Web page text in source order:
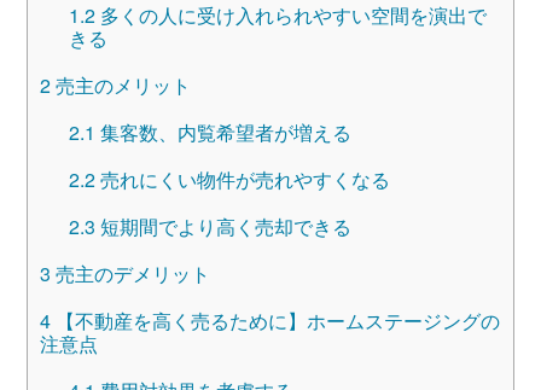
1.2多くの人に受け入れられやすい空間を演出で
きる
2売主のメリット
2.1 集客数、内覧希望者が増える
2.2売れにくい物件が売れやすくなる
2.3 短期間でより高く売却できる
3 売主のデメリット
4【不動産を高く売るために】ホームステージングの
注意点